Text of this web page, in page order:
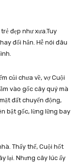
đẹp như xưa.Tuy
đổi hẳn. Hễ nói đâu
củi chưa về, vợ Cuội
vào gốc cây quý mà
đất chuyển động,
bật gốc, lừng lững bay
Thấy thế, Cuội hốt
lại. Nhưng cây lúc ấy